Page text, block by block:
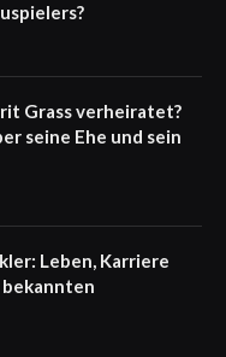
Grass verheiratet?
seine Ehe und sein
Leben, Karriere